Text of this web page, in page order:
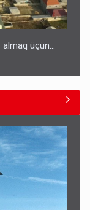
üçün...